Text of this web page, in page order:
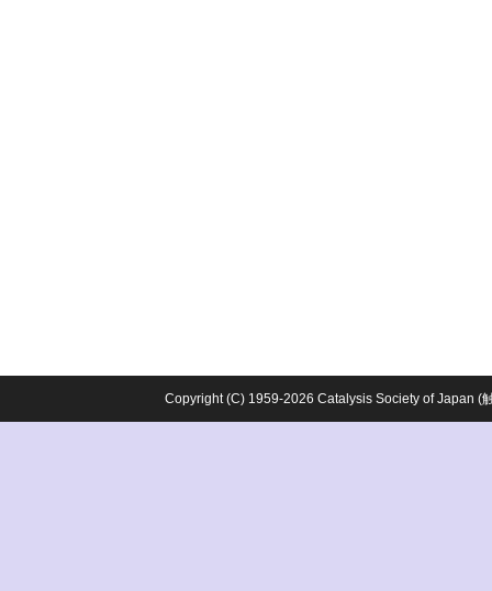
Copyright (C) 1959-2026 Catalysis Society of Japan (